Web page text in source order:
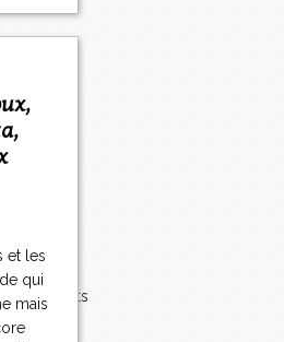
et les
qui
mais